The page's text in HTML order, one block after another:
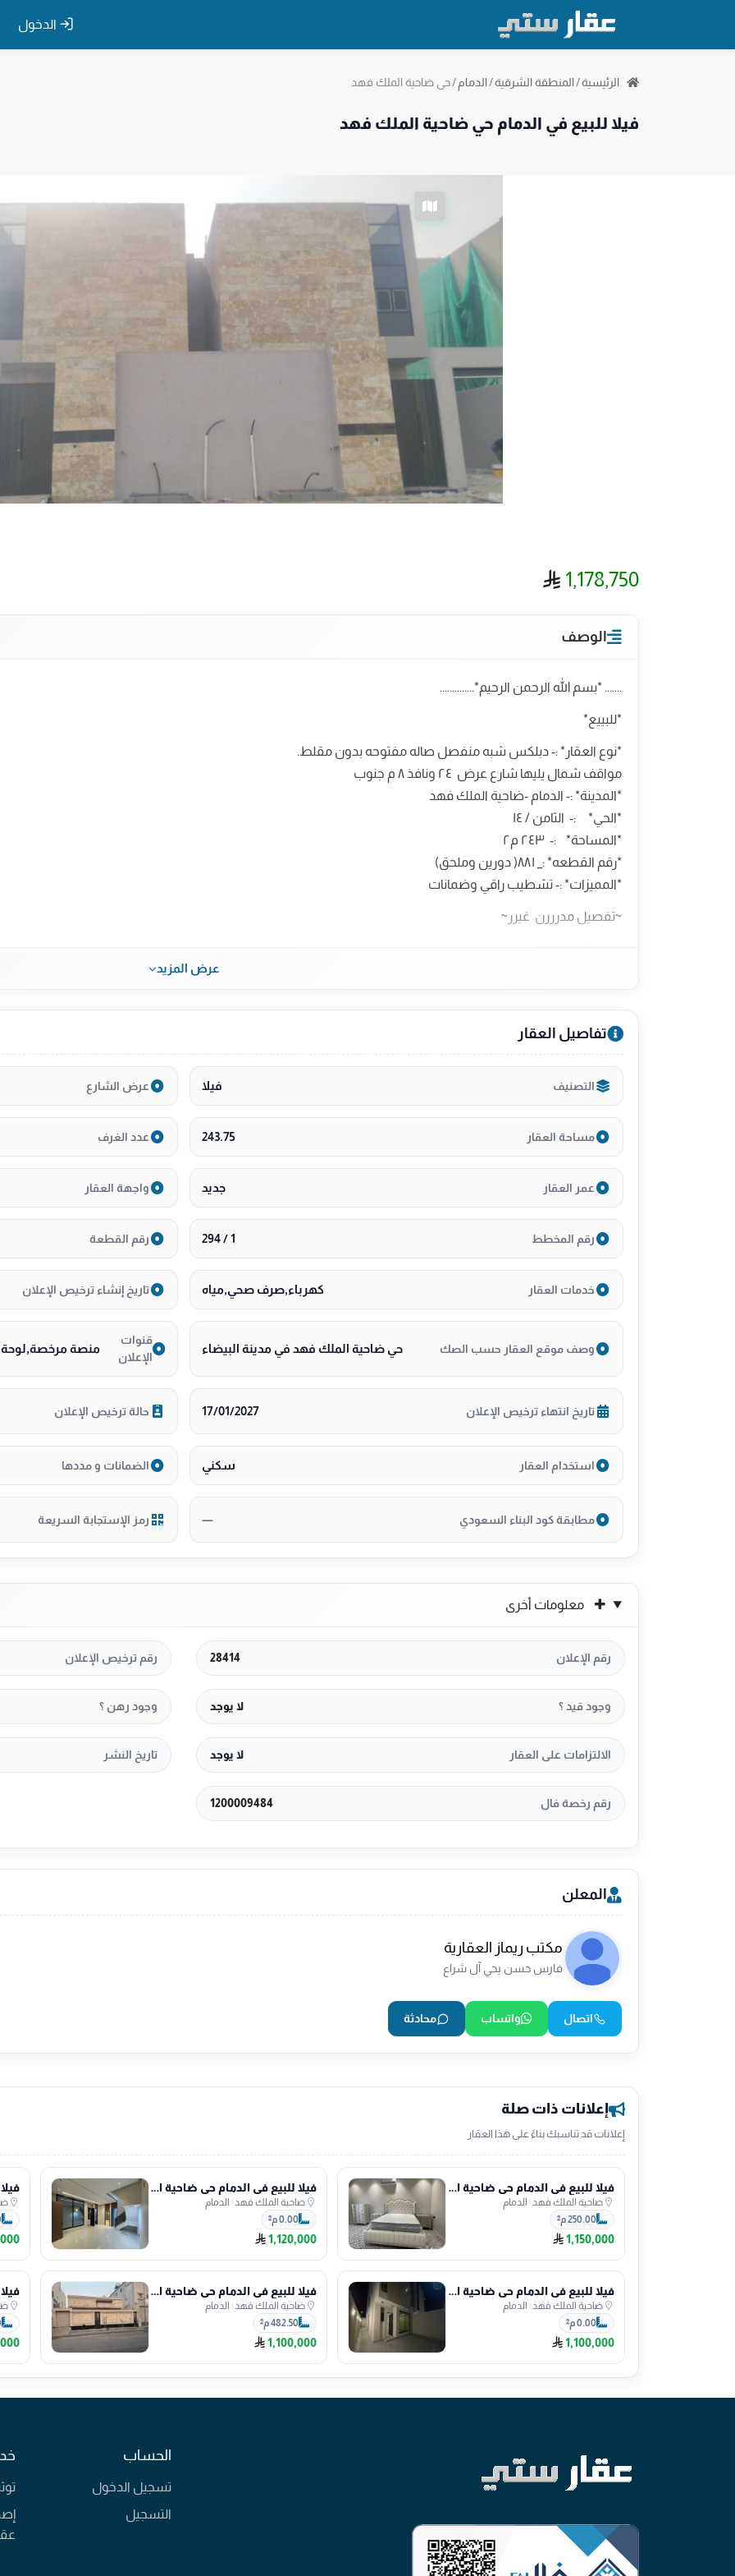
الدخول
الرئيسية/المنطقة الشرقية/الدمام /حي ضاحية الملك فهد
فيلا للبيع في الدمام حي ضاحية الملك فهد
1,178,750
الوصف
....... *بسم الله الرحمن الرحيم*..............
*للبييع*
*نوع العقار* :- دبلكس شبه منفصل صاله مفتوحه بدون مقلط.
مواقف شمال يليها شارع عرض ٢٤ ونافذ ٨ م جنوب
*المدينة* :- الدمام -ضاحية الملك فهد
*الحي* :- الثامن / ١٤
*المساحة* :- ٢٤٣ م٢
*رقم القطعه* :_ ٨٨١( دورين وملحق)
*المميزات* :- تشطيب راقي وضمانات
~تفصيل مدرررن غيرر~
*- بانيو كبير في حمام الماستر
*-ضمان على الكهرباء والسباكة
*-ضمان على باب الكراج
*- على الكود السعودي تأمين التعاونية*
*- ضمان على الهيكل الانشائي من مكتب هندسي معتمد *
للتواصل:
0599845488
عرض المزيد
تفاصيل العقار
التصنيف فيلا عرض الشارع
مساحة العقار 243.75 عدد الغرف
عمر العقار جديد واجهة العقار
رقم المخطط 1 / 294 رقم القطعة
خدمات العقار كهرباء,صرف صحي,مياه تاريخ إنشاء ترخيص الإعلان
وصف موقع العقار حسب الصك حي ضاحية الملك فهد في مدينة البيضاء
قنوات
الإعلان
منصة مرخصة,لوحة
تاريخ انتهاء ترخيص الإعلان 17/01/2027 حالة ترخيص الإعلان
استخدام العقار سكني الضمانات و مددها
مطابقة كود البناء السعودي — رمز الإستجابة السريعة
معلومات أخرى
رقم الإعلان 28414 رقم ترخيص الإعلان
وجود قيد ؟ لا يوجد وجود رهن ؟
الالتزامات على العقار لا يوجد تاريخ النشر
رقم رخصة فال 1200009484
المعلن
مكتب ريماز العقارية
فارس حسن يحي آل شراع
اتصال واتساب محادثة
إعلانات ذات صلة
إعلانات قد تناسبك بناءً على هذا العقار
فيلا للبيع في الدمام حي ضاحية الملك فهد
ضاحية الملك فهد | الدمام
250.00 م²
1,150,000
فيلا للبيع في الدمام حي ضاحية الملك فهد
ضاحية الملك فهد | الدمام
0.00 م²
1,120,000
فيلا للبيع في الدمام حي ضاحية الملك فهد
ضاحية الملك فهد | الدمام
0.00 م²
1,100,000
فيلا للبيع في الدمام حي ضاحية الملك فهد
ضاحية الملك فهد | الدمام
482.50 م²
1,100,000
الحساب
تسجيل الدخول
التسجيل